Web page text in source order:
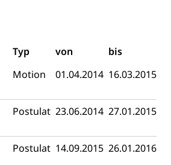
Typ von
bis
Motion 01.04.2014 16.03.2015
Postulat 23.06.2014 27.01.2015
Postulat 14.09.2015 26.01.2016